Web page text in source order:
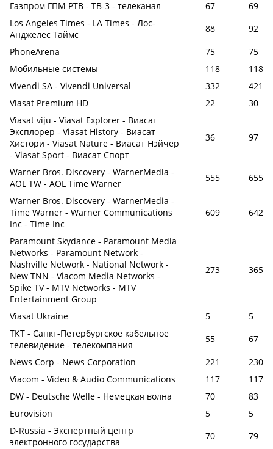
Газпром ГПМ РТВ - ТВ-3 - телеканал
67
69
Los Angeles Times - LA Times - Лос-
Анджелес Таймс
88
92
PhoneArena
75
75
Мобильные системы
118
118
Vivendi SA - Vivendi Universal
332
421
Viasat Premium HD
22
30
Viasat viju - Viasat Explorer - Виасат
Эксплорер - Viasat History - Виасат
Хистори - Viasat Nature - Виасат Нэйчер
- Viasat Sport - Виасат Спорт
36 97
Warner Bros. Discovery - WarnerMedia -
AOL TW - AOL Time Warner
555
655
Warner Bros. Discovery - WarnerMedia -
Time Warner - Warner Communications
Inc - Time Inc
609 642
Paramount Skydance - Paramount Media
Networks - Paramount Network -
Nashville Network - National Network -
New TNN - Viacom Media Networks -
Spike TV - MTV Networks - MTV
Entertainment Group
273 365
Viasat Ukraine 5
5
ТКТ - Санкт-Петербургское кабельное
телевидение - телекомпания
55
67
News Corp - News Corporation
221
230
Viacom - Video & Audio Communications
117
117
DW - Deutsche Welle - Немецкая волна
70
83
Eurovision
5
5
D-Russia - Экспертный центр
электронного государства
70
79